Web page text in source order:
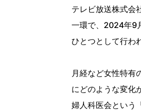
テレビ放送株式会
一環で、2024年9
ひとつとして行わ
月経など女性特有
にどのような変化
婦人科医会という